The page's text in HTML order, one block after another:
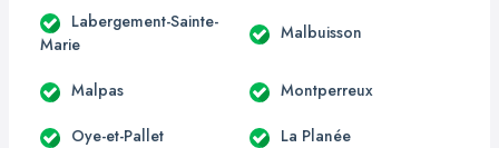
Labergement-Sainte-
Marie
Malbuisson
Malpas Montperreux
Oye-et-Pallet La Planée